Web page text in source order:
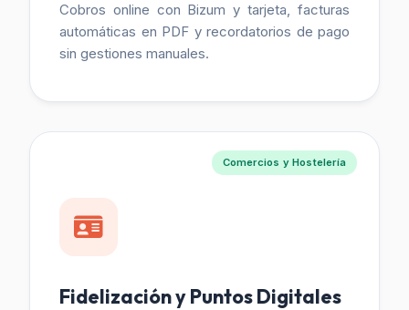
Cobros online con Bizum y tarjeta, facturas
automáticas en PDF y recordatorios de pago
sin gestiones manuales.
Comercios y Hostelería
Fidelización y Puntos Digitales